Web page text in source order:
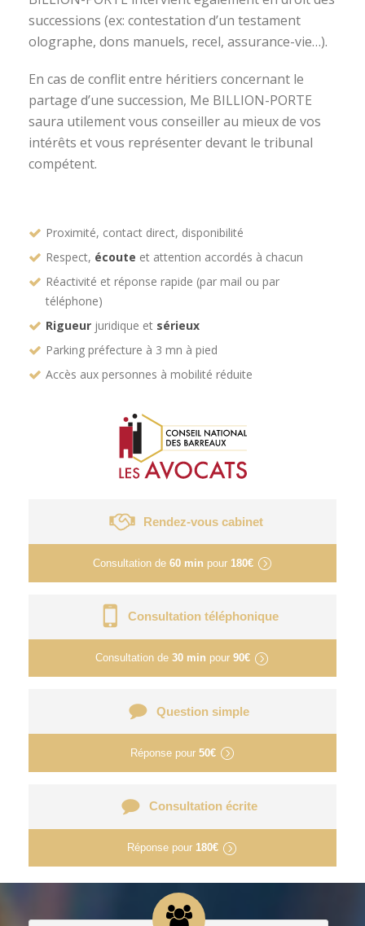
successions (ex: contestation d’un testament
olographe, dons manuels, recel, assurance-vie…).
En cas de conflit entre héritiers concernant le
partage d’une succession, Me BILLION-PORTE
saura utilement vous conseiller au mieux de vos
intérêts et vous représenter devant le tribunal
compétent.
Proximité, contact direct, disponibilité
Respect, écoute et attention accordés à chacun
Réactivité et réponse rapide (par mail ou par
téléphone)
Rigueur juridique et sérieux
Parking préfecture à 3 mn à pied
Accès aux personnes à mobilité réduite
Rendez-vous cabinet
Consultation de 60 min pour 180€
Consultation téléphonique
Consultation de 30 min pour 90€
Question simple
Réponse pour 50€
Consultation écrite
Réponse pour 180€